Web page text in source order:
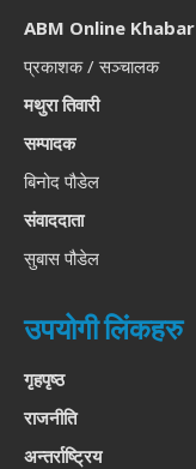
ABM Online Khabar
प्रकाशक / सञ्चालक
मथुरा तिवारी
सम्पादक
बिनोद पौडेल
संवाददाता
सुबास पौडेल
उपयोगी लिंकहरु
गृहपृष्ठ
राजनीति
अन्तर्राष्ट्रिय